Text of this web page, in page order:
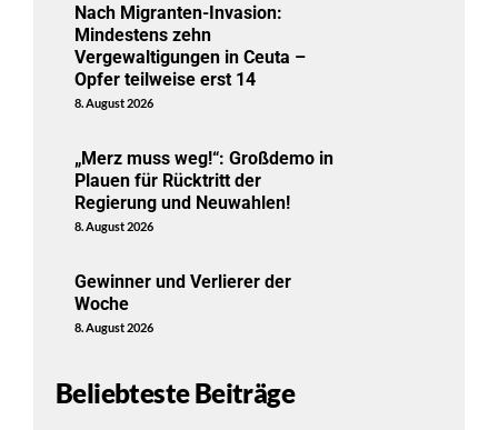
Nach Migranten-Invasion:
Mindestens zehn
Vergewaltigungen in Ceuta –
Opfer teilweise erst 14
8. August 2026
„Merz muss weg!“: Großdemo in
Plauen für Rücktritt der
Regierung und Neuwahlen!
8. August 2026
Gewinner und Verlierer der
Woche
8. August 2026
Beliebteste Beiträge